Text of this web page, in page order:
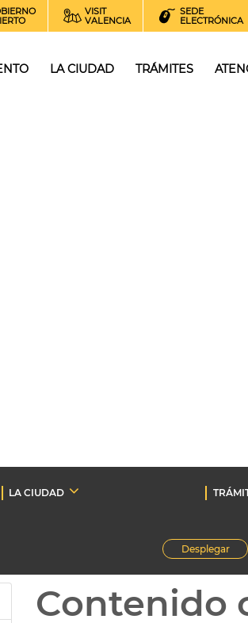
VISIT
VALENCIA
SEDE
ELECTRÓNICA
LA CIUDAD TRÁMITES
LA CIUDAD
Desplegar
Contenido